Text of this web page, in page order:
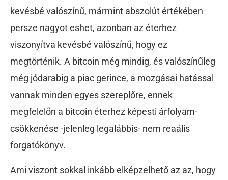
kevésbé valószínű, mármint abszolút értékében
persze nagyot eshet, azonban az éterhez
viszonyítva kevésbé valószínű, hogy ez
megtörténik. A bitcoin még mindig, és valószínűleg
még jódarabig a piac gerince, a mozgásai hatással
vannak minden egyes szereplőre, ennek
megfelelőn a bitcoin éterhez képesti árfolyam-
csökkenése -jelenleg legalábbis- nem reaális
forgatókönyv.
Ami viszont sokkal inkább elképzelhető az az, hogy